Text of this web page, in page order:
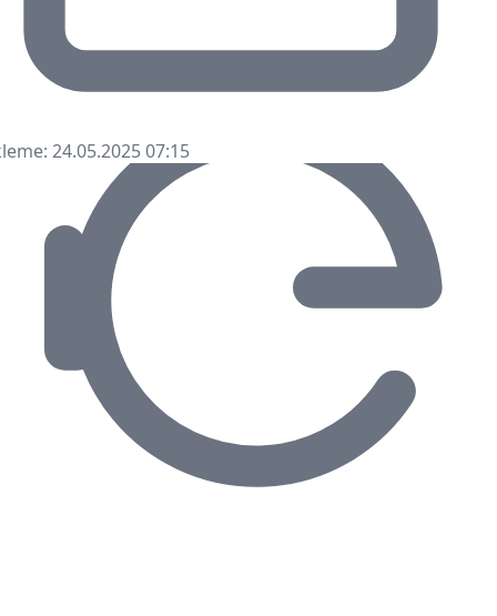
24.05.2025 07:15